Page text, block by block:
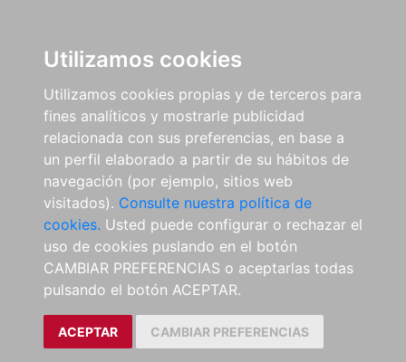
Utilizamos cookies
Utilizamos cookies propias y de terceros para
fines analíticos y mostrarle publicidad
relacionada con sus preferencias, en base a
un perfil elaborado a partir de su hábitos de
navegación (por ejemplo, sitios web
visitados). Consulte nuestra política de
cookies. Usted puede configurar o rechazar el
uso de cookies puslando en el botón
CAMBIAR PREFERENCIAS o aceptarlas todas
pulsando el botón ACEPTAR.
ACEPTAR CAMBIAR PREFERENCIAS